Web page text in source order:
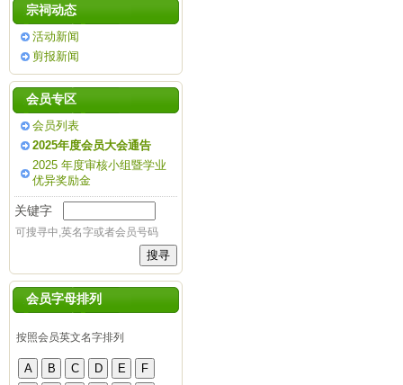
宗祠动态
活动新闻
剪报新闻
会员专区
会员列表
2025年度会员大会通告
2025 年度审核小组暨学业
优异奖励金
关键字
可搜寻中,英名字或者会员号码
会员字母排列
按照会员英文名字排列